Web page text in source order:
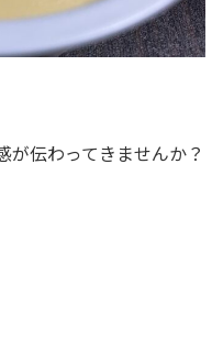
が伝わってきませんか？